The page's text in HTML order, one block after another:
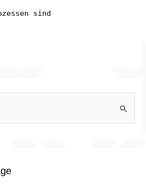
sind